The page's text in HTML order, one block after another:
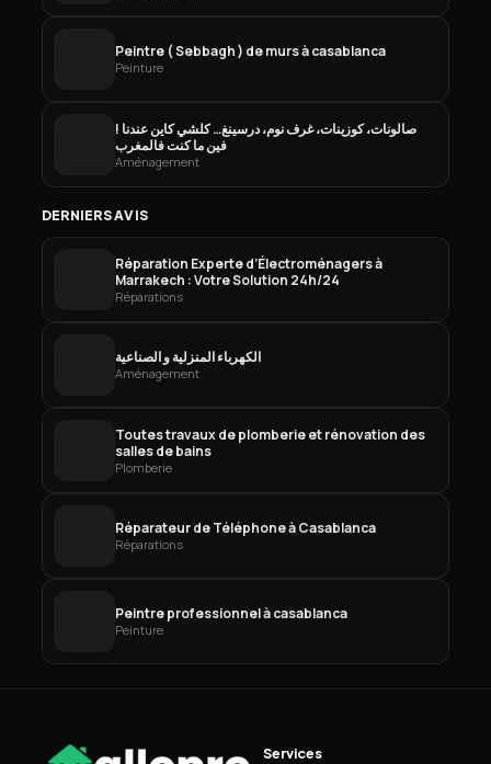
Peintre ( Sebbagh ) de murs à casablanca
Peinture
صالونات، كوزينات، غرف نوم، درسينغ… كلشي كاين عندنا !
فين ما كنت فالمغرب
Aménagement
DERNIERS AVIS
Réparation Experte d’Électroménagers à
Marrakech : Votre Solution 24h/24
Réparations
الكهرباء المنزلية و الصناعية
Aménagement
Toutes travaux de plomberie et rénovation des
salles de bains
Plomberie
Réparateur de Téléphone à Casablanca
Réparations
Peintre professionnel à casablanca
Peinture
Services